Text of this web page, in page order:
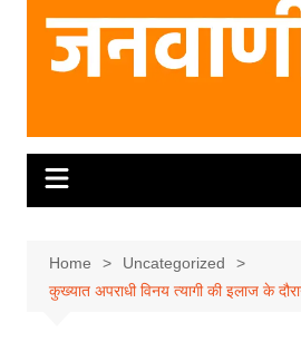
Home
Uncategorized
कुख्यात अपराधी विनय त्यागी की इलाज के